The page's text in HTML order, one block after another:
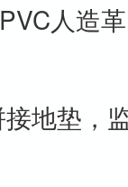
人造
地垫，